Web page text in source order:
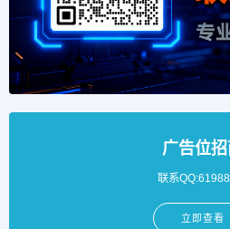
广告位
联系
立即查看